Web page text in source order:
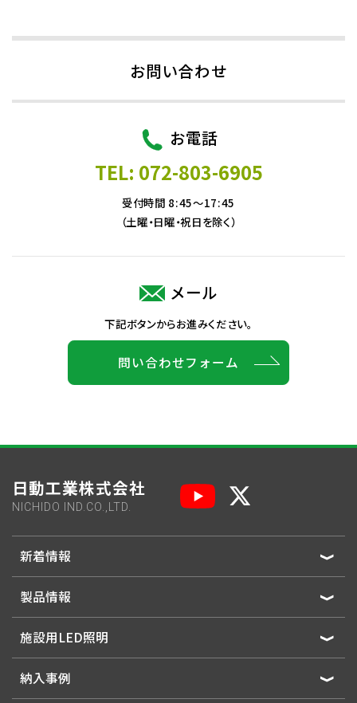
お問い合わせ
お電話
TEL: 072-803-6905
受付時間 8:45～17:45
（土曜・日曜・祝日を除く）
メール
下記ボタンからお進みください。
問い合わせフォーム
日動工業株式会社
NICHIDO IND.CO.,LTD.
新着情報
製品情報
施設用LED照明
納入事例